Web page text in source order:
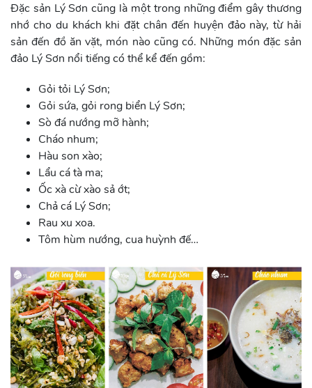
Đặc sản Lý Sơn cũng là một trong những điểm gây thương
nhớ cho du khách khi đặt chân đến huyện đảo này, từ hải
sản đến đồ ăn vặt, món nào cũng có. Những món đặc sản
đảo Lý Sơn nổi tiếng có thể kể đến gồm:
Gỏi tỏi Lý Sơn;
Gỏi sứa, gỏi rong biển Lý Sơn;
Sò đá nướng mỡ hành;
Cháo nhum;
Hàu son xào;
Lẩu cá tà ma;
Ốc xà cừ xào sả ớt;
Chả cá Lý Sơn;
Rau xu xoa.
Tôm hùm nướng, cua huỳnh đế…